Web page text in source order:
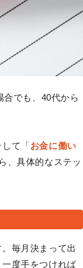
合でも、40代から
して「お金に働い
、具体的なステッ
毎月決まって出
度手をつければ